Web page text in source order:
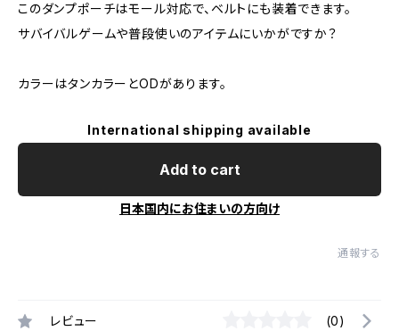
このダンプポーチはモール対応で、ベルトにも装着できます。
サバイバルゲームや普段使いのアイテムにいかがですか？
カラーはタンカラーとODがあります。
International shipping available
Add to cart
日本国内にお住まいの方向け
通報する
レビュー (0)